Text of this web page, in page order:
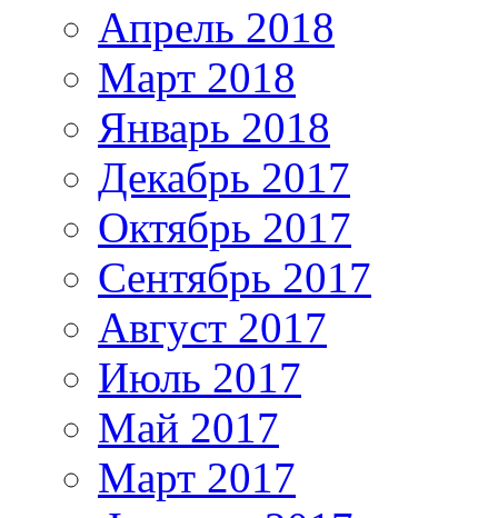
Апрель 2018
Март 2018
Январь 2018
Декабрь 2017
Октябрь 2017
Сентябрь 2017
Август 2017
Июль 2017
Май 2017
Март 2017